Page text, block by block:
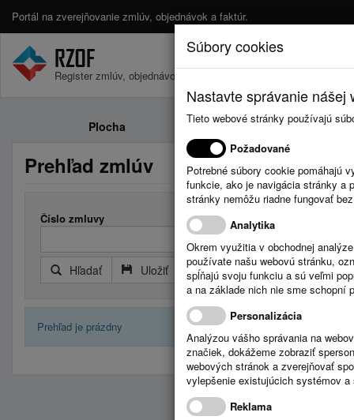
Portál na zverejňovanie zmlúv, objednávok a faktúr.
Register zmlúv, objednávok a faktúr.
Plocha Zmluvy
Prehľad zmlúv
Číslo zmluvy
Hľadať Uložiť Reset Rozšírený filter
Prehľad je prázdny
Súbory cookies
Nastavte správanie
Tieto webové stránky používajú
Požadované
Potrebné súbory cookie pomáhajú
funkcie, ako je navigácia stránky a
stránky nemôžu riadne fungovať
Analytika
Okrem využitia v obchodnej
používate našu webovú stránku,
spĺňajú svoju funkciu a sú veľmi
a na základe nich nie sme schopní
Personalizácia
Analýzou vášho správania na
značiek, dokážeme zobraziť
webových stránok a zverejňovať
vylepšenie existujúcich systémov
Reklama